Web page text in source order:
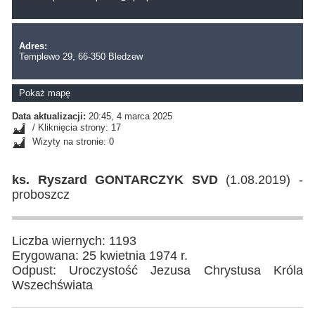
Adres:
Templewo 29, 66-350 Bledzew
Pokaż mapę
Data aktualizacji: 20:45, 4 marca 2025
/ Kliknięcia strony: 17
Wizyty na stronie: 0
ks. Ryszard GONTARCZYK SVD(1.08.2019) -
proboszcz
Liczba wiernych: 1193
Erygowana: 25 kwietnia 1974 r.
Odpust: Uroczystość Jezusa Chrystusa Króla
Wszechświata